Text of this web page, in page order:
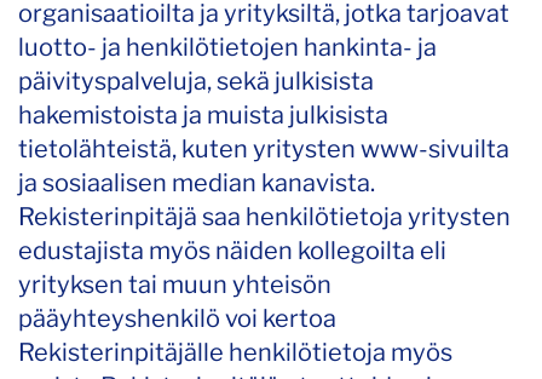
organisaatioilta ja yrityksiltä, jotka tarjoavat
luotto- ja henkilötietojen hankinta- ja
päivityspalveluja, sekä julkisista
hakemistoista ja muista julkisista
tietolähteistä, kuten yritysten www-sivuilta
ja sosiaalisen median kanavista.
Rekisterinpitäjä saa henkilötietoja yritysten
edustajista myös näiden kollegoilta eli
yrityksen tai muun yhteisön
pääyhteyshenkilö voi kertoa
Rekisterinpitäjälle henkilötietoja myös